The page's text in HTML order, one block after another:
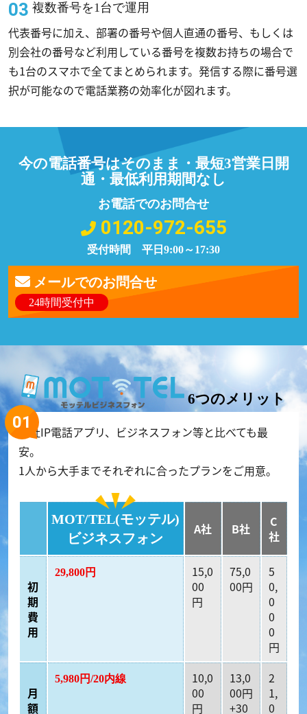
複数番号を1台で運用
代表番号に加え、部署の番号や個人直通の番号、もしくは
別会社の番号など利用している番号を複数お持ちの場合で
も1台のスマホで全てまとめられます。発信する際に番号選
択が可能なので電話業務の効率化が図れます。
今の電話番号はそのまま・最短3営業日開
通・最低利用期間なし
お電話でのお問合せ
0120-972-655
受付時間 平日9:00～17:30
メールでのお問合せ
24時間受付中
6つのメリット
他社IP電話アプリ、ビジネスフォン等と比べても最
安。
1人から大手までそれぞれに合ったプランをご用意。
MOT/TEL(モッテル)
ビジネスフォン
A社 B社
C
社
初
期
費
用
29,800円
15,0
00
円
75,0
00円
5
0,
0
0
0
円
月
額
5,980円/20内線
10,0
00
円
13,0
00円
+30
2
1,
0